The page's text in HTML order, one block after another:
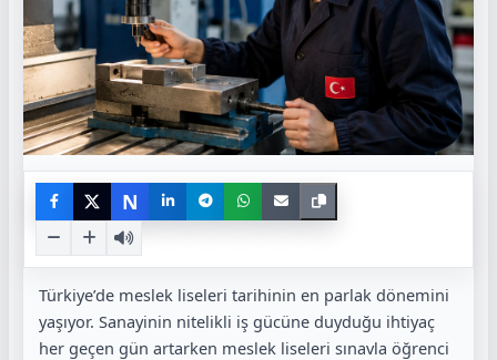
N
Türkiye’de meslek liseleri tarihinin en parlak dönemini
yaşıyor. Sanayinin nitelikli iş gücüne duyduğu ihtiyaç
her geçen gün artarken meslek liseleri sınavla öğrenci